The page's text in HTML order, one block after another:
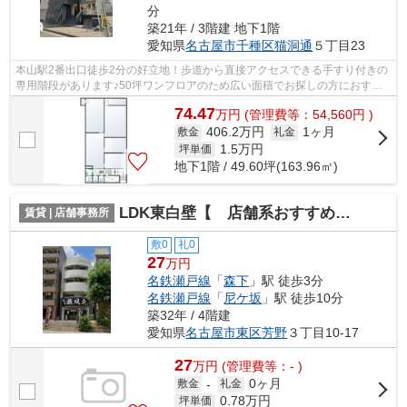
分
築21年 / 3階建 地下1階
愛知県名古屋市千種区猫洞通 ５丁目23
本山駅2番出口徒歩2分の好立地！歩道から直接アクセスできる手すり付きの
専用階段があります♪50坪ワンフロアのため広い面積でお探しの方におすす
74.47万円 (管理費等：54,560円 )
敷金 406.2万円 礼金 1ヶ月
坪単価 1.5万円
地下1階 / 49.60坪(163.96㎡)
賃貸 | 店舗事務所 LDK東白壁【 店舗系おすすめ 】
敷0 礼0
27万円
名鉄瀬戸線 「森下 」駅 徒歩3分
名鉄瀬戸線 「 尼ケ坂 」駅 徒歩10分
築32年 / 4階建
愛知県名古屋市東区芳野３丁目10-17
27万円 (管理費等：- )
敷金 - 礼金 0ヶ月
坪単価 0.78万円